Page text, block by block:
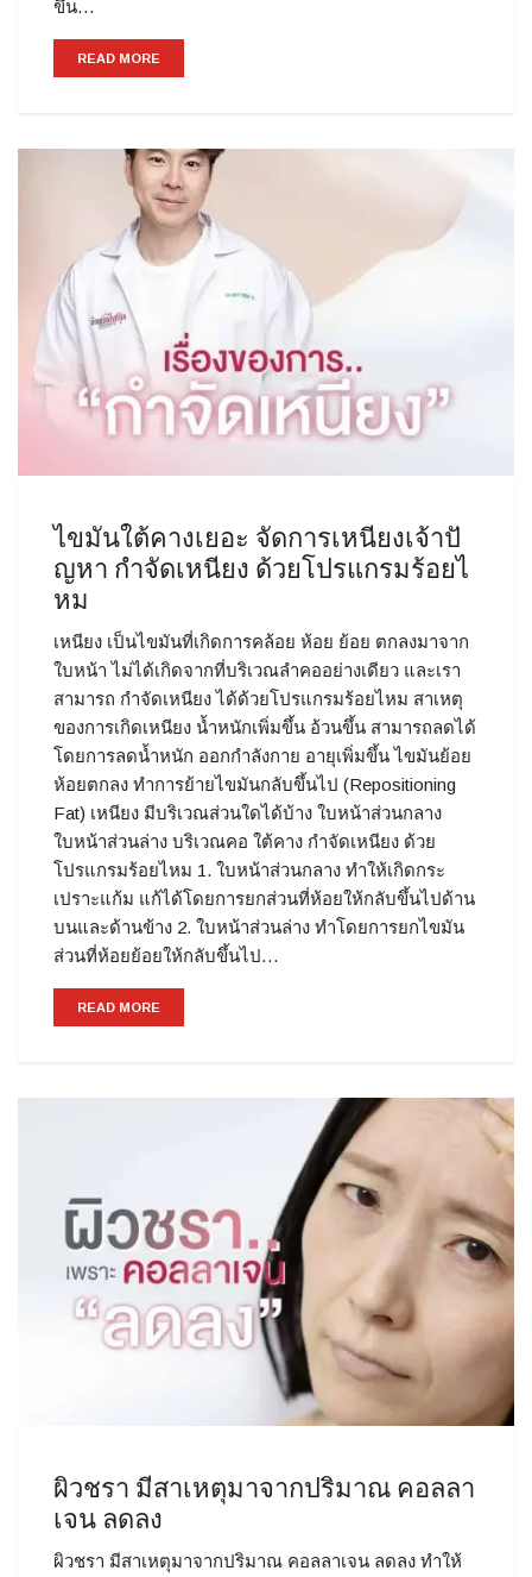
ขึ้น…
READ MORE
ไขมันใต้คางเยอะ จัดการเหนียงเจ้าปั
ญหา กำจัดเหนียง ด้วยโปรแกรมร้อยไ
หม
เหนียง เป็นไขมันที่เกิดการคล้อย ห้อย ย้อย ตกลงมาจาก
ใบหน้า ไม่ได้เกิดจากที่บริเวณลำคออย่างเดียว และเรา
สามารถ กำจัดเหนียง ได้ด้วยโปรแกรมร้อยไหม สาเหตุ
ของการเกิดเหนียง น้ำหนักเพิ่มขึ้น อ้วนขึ้น สามารถลดได้
โดยการลดน้ำหนัก ออกกำลังกาย อายุเพิ่มขึ้น ไขมันย้อย
ห้อยตกลง ทำการย้ายไขมันกลับขึ้นไป (Repositioning
Fat) เหนียง มีบริเวณส่วนใดได้บ้าง ใบหน้าส่วนกลาง
ใบหน้าส่วนล่าง บริเวณคอ ใต้คาง กำจัดเหนียง ด้วย
โปรแกรมร้อยไหม 1. ใบหน้าส่วนกลาง ทำให้เกิดกระ
เปราะแก้ม แก้ได้โดยการยกส่วนที่ห้อยให้กลับขึ้นไปด้าน
บนและด้านข้าง 2. ใบหน้าส่วนล่าง ทำโดยการยกไขมัน
ส่วนที่ห้อยย้อยให้กลับขึ้นไป…
READ MORE
ผิวชรา มีสาเหตุมาจากปริมาณ คอลลา
เจน ลดลง
ผิวชรา มีสาเหตุมาจากปริมาณ คอลลาเจน ลดลง ทำให้